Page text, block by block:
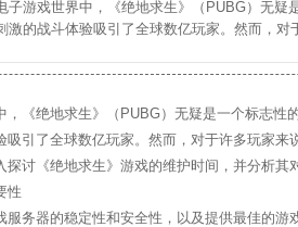
游戏世界中，《绝地求生》（PUBG）无疑
激的战斗体验吸引了全球数亿玩家。然而，
，《绝地求生》（PUBG）无疑是一个标志性
吸引了全球数亿玩家。然而，对于许多玩家来
探讨《绝地求生》游戏的维护时间，并分析其
性
服务器的稳定性和安全性，以及提供最佳的游